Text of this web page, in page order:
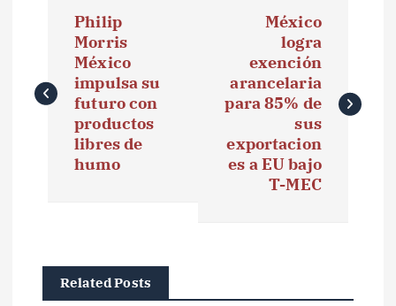
v
e
Philip
Morris
México
impulsa su
futuro con
productos
libres de
humo
México
logra
exención
arancelaria
para 85% de
sus
exportacion
es a EU bajo
T-MEC
Related Posts